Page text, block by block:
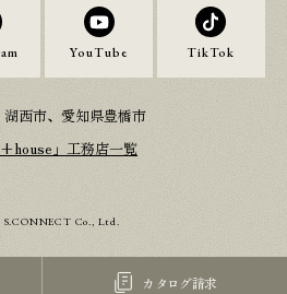
カタログ請求
YouTube TikTok
湖西市、愛知県豊橋市
」工務店一覧
S.CONNECT Co., Ltd.